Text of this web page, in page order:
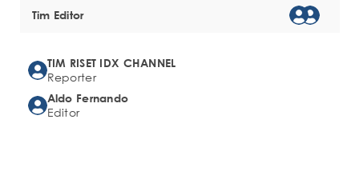
Tim Editor
TIM RISET IDX CHANNEL
Reporter
Aldo Fernando
Editor